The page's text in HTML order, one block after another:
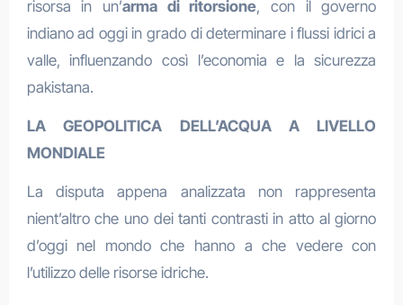
risorsa in un’arma di ritorsione, con il governo
indiano ad oggi in grado di determinare i flussi idrici a
valle, influenzando così l’economia e la sicurezza
pakistana.
LA GEOPOLITICA DELL’ACQUA A LIVELLO
MONDIALE
La disputa appena analizzata non rappresenta
nient’altro che uno dei tanti contrasti in atto al giorno
d’oggi nel mondo che hanno a che vedere con
l’utilizzo delle risorse idriche.